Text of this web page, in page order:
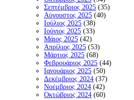
Σεπτέμβριος 2025 (35)
Αύγουστος 2025 (40)
Ιούλιος 2025 (38)
Ιούνιος 2025 (33)
Μάιος 2025 (42)
Απρίλιος 2025 (53)
Μάρτιος 2025 (68)
Φεβρουάριος 2025 (44)
Ιανουάριος 2025 (50)
Δεκέμβριος 2024 (37)
Νοέμβριος 2024 (42)
Οκτώβριος 2024 (60)